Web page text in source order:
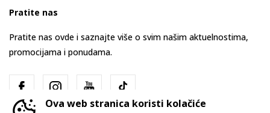
Pratite nas
Pratite nas ovde i saznajte više o svim našim aktuelnostima,
promocijama i ponudama.
Ova web stranica koristi kolačiće